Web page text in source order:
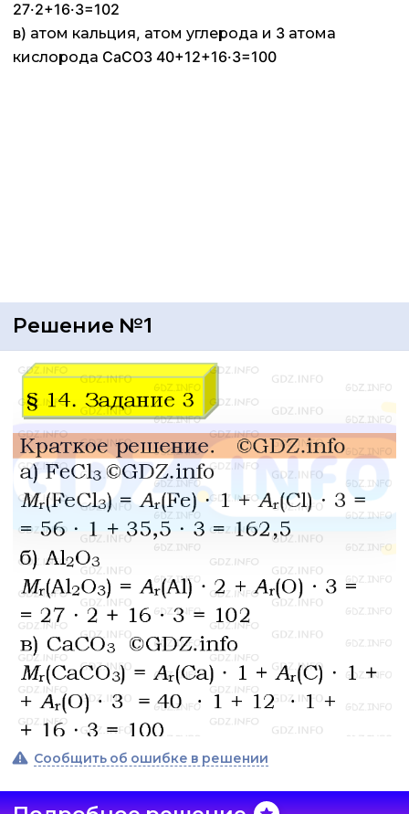
27·2+16·3=102
в) атом кальция, атом углерода и 3 атома
кислорода CaCO3 40+12+16·3=100
Решение №1
Сообщить об ошибке в решении